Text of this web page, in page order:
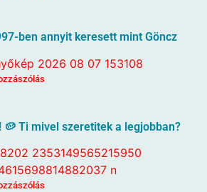
ben annyit keresett mint Göncz
🥔 Ti mivel szeretitek a legjobban?